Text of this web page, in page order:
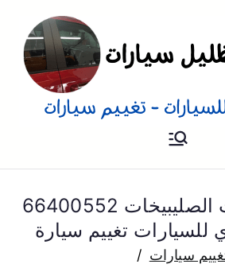
للسيارات
تظليل سيارات الصليبيخات 66400552
للسيارات تغييم سيارة
سيارات